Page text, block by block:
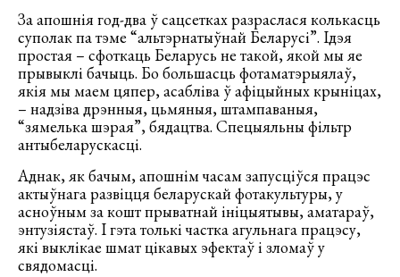
За апошнія год-два ў сацсетках разраслася колькасць
суполак па тэме “альтэрнатыўнай Беларусі”. Ідэя
простая – сфоткаць Беларусь не такой, якой мы яе
прывыклі бачыць. Бо большасць фотаматэрыялаў,
якія мы маем цяпер, асабліва ў афіцыйных крыніцах,
– надзіва дрэнныя, цьмяныя, штампаваныя,
“зямелька шэрая”, бядацтва. Спецыяльны фільтр
антыбеларускасці.
Аднак, як бачым, апошнім часам запусціўся працэс
актыўнага развіцця беларускай фотакультуры, у
асноўным за кошт прыватнай ініцыятывы, аматараў,
энтузіястаў. І гэта толькі частка агульнага працэсу,
які выклікае шмат цікавых эфектаў і зломаў у
свядомасці.